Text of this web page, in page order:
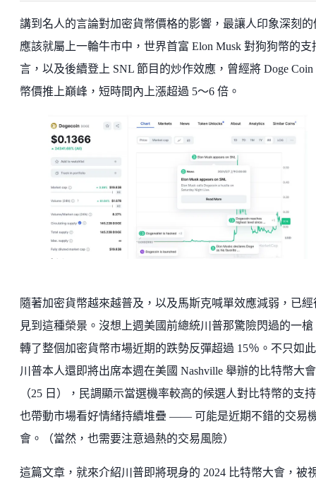
講到名人的言論對加密貨幣價格的影響，最讓人印象深刻的
應該就屬上一輪牛市中，世界首富 Elon Musk 對狗狗幣的支
言，以及後續登上 SNL 節目的炒作效應，曾經將 Doge Coin
幣價推上巔峰，短時間內上漲超過 5～6 倍。
隨著加密貨幣越來越普及，以及馬斯克喊單效應減弱，已經
見到這種榮景。沒想上週美國前總統川普那驚險閃過的一槍
轉了整個加密貨幣市場近期的跌勢反彈超過 15％。不只如
川普本人還即將出席本週在美國 Nashville 舉辦的比特幣大會
（25 日），民調顯示當選機率較高的候選人對比特幣的支
也帶動市場看好情緒持續堆疊 —— 可能是近期不錯的交易
會。（當然，也需要注意過熱的交易風險）
這篇文章，就來介紹川普即將現身的 2024 比特幣大會，被